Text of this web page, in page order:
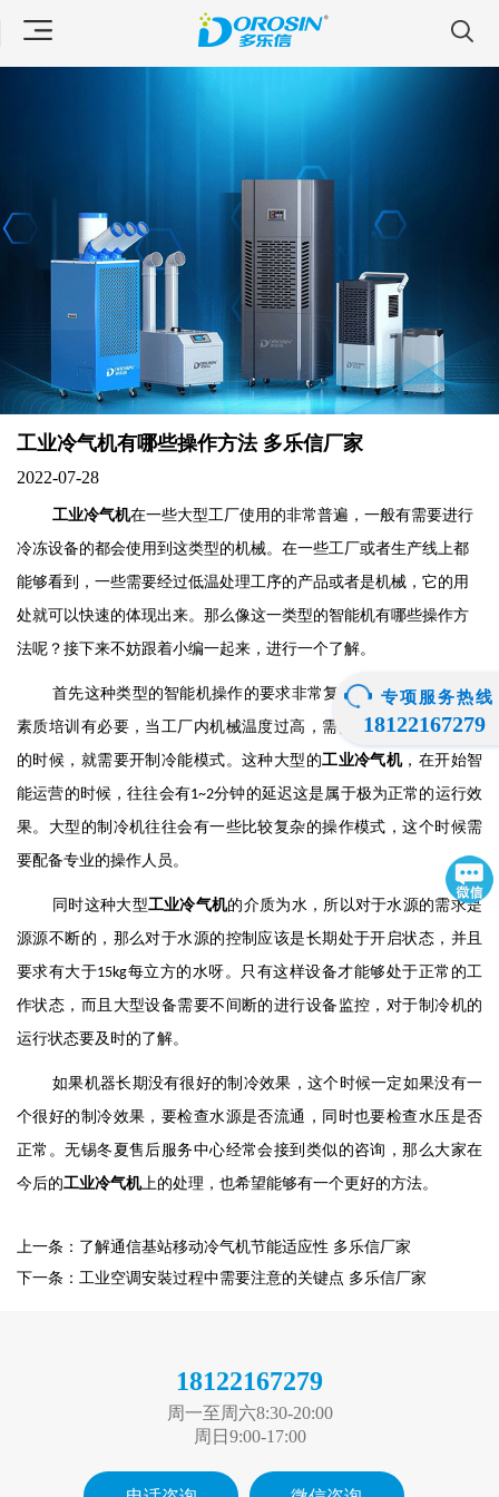
工业冷气机有哪些操作方法 多乐信厂家
2022-07-28
工业冷气机在一些大型工厂使用的非常普遍，一般有需要进行
冷冻设备的都会使用到这类型的机械。在一些工厂或者生产线上都
能够看到，一些需要经过低温处理工序的产品或者是机械，它的用
处就可以快速的体现出来。那么像这一类型的智能机有哪些操作方
法呢？接下来不妨跟着小编一起来，进行一个了解。
首先这种类型的智能机操作的要求非常复杂，对于操作人员的
素质培训有必要，当工厂内机械温度过高，需要进行室内急速降温
的时候，就需要开制冷能模式。这种大型的工业冷气机，在开始智
能运营的时候，往往会有1~2分钟的延迟这是属于极为正常的运行效
果。大型的制冷机往往会有一些比较复杂的操作模式，这个时候需
要配备专业的操作人员。
同时这种大型工业冷气机的介质为水，所以对于水源的需求是
源源不断的，那么对于水源的控制应该是长期处于开启状态，并且
要求有大于15kg每立方的水呀。只有这样设备才能够处于正常的工
作状态，而且大型设备需要不间断的进行设备监控，对于制冷机的
运行状态要及时的了解。
如果机器长期没有很好的制冷效果，这个时候一定如果没有一
个很好的制冷效果，要检查水源是否流通，同时也要检查水压是否
正常。无锡冬夏售后服务中心经常会接到类似的咨询，那么大家在
今后的工业冷气机上的处理，也希望能够有一个更好的方法。
上一条：了解通信基站移动冷气机节能适应性 多乐信厂家
下一条：工业空调安裝过程中需要注意的关键点 多乐信厂家
专项服务热线
18122167279
18122167279
周一至周六8:30-20:00
周日9:00-17:00